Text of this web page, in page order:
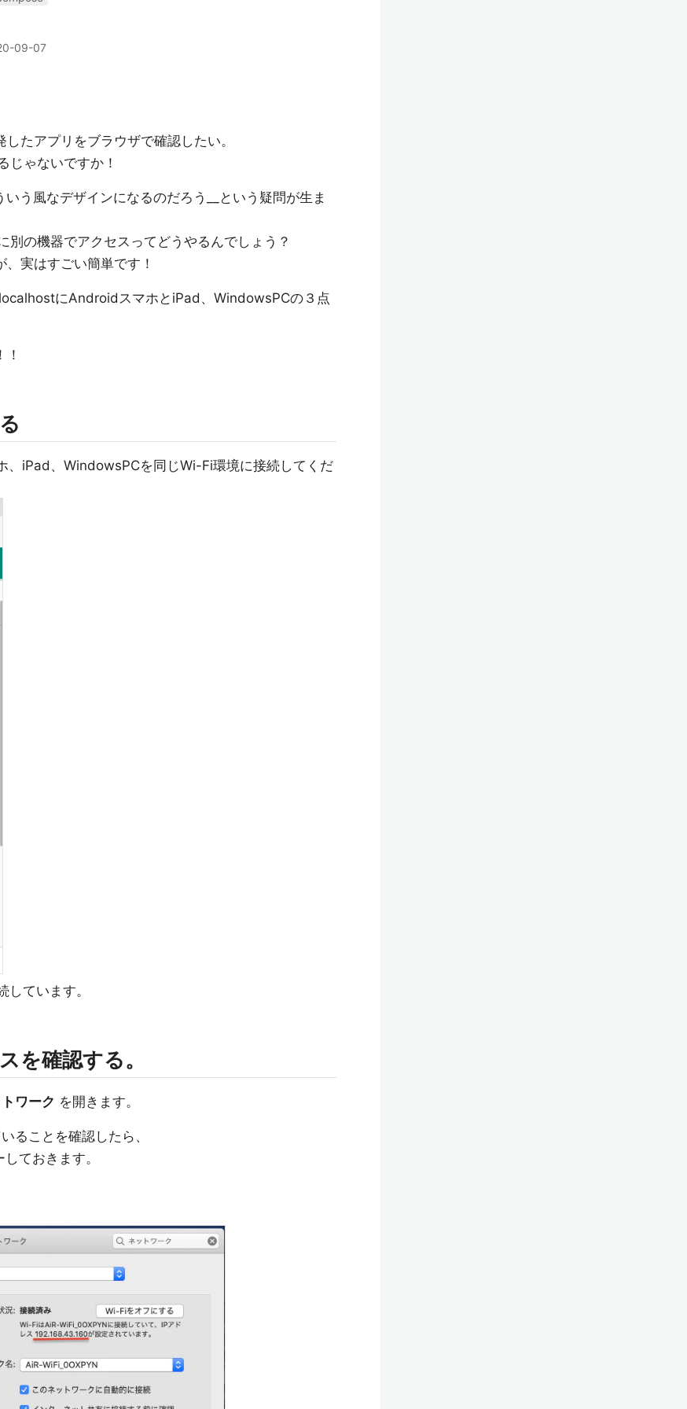
09-07
たアプリをブラウザで確認したい。
じゃないですか！
う風なデザインになるのだろう__という疑問が生ま
の機器でアクセスってどうやるんでしょう？
実はすごい簡単です！
にAndroidスマホとiPad、WindowsPCの３点
、iPad、WindowsPCを同じWi-Fi環境に接続してくだ
しています。
を確認する。
ワーク を開きます。
ることを確認したら、
ておきます。